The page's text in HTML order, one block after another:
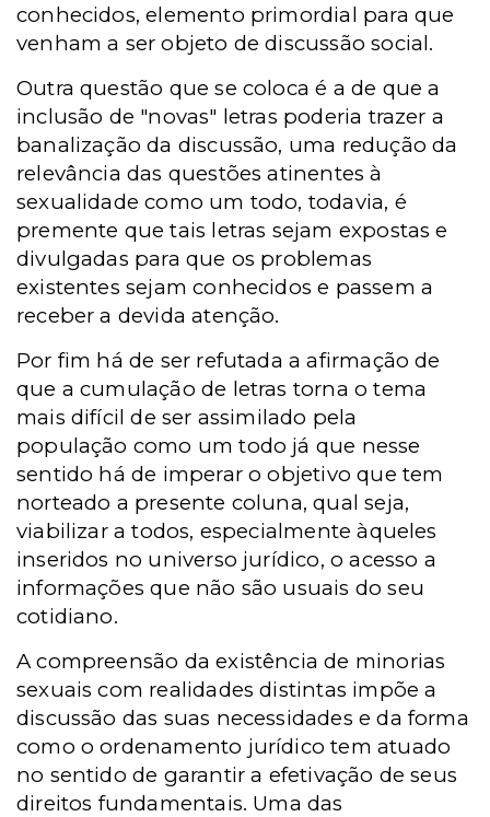
conhecidos, elemento primordial para que
venham a ser objeto de discussão social.
Outra questão que se coloca é a de que a
inclusão de "novas" letras poderia trazer a
banalização da discussão, uma redução da
relevância das questões atinentes à
sexualidade como um todo, todavia, é
premente que tais letras sejam expostas e
divulgadas para que os problemas
existentes sejam conhecidos e passem a
receber a devida atenção.
Por fim há de ser refutada a afirmação de
que a cumulação de letras torna o tema
mais difícil de ser assimilado pela
população como um todo já que nesse
sentido há de imperar o objetivo que tem
norteado a presente coluna, qual seja,
viabilizar a todos, especialmente àqueles
inseridos no universo jurídico, o acesso a
informações que não são usuais do seu
cotidiano.
A compreensão da existência de minorias
sexuais com realidades distintas impõe a
discussão das suas necessidades e da forma
como o ordenamento jurídico tem atuado
no sentido de garantir a efetivação de seus
direitos fundamentais. Uma das